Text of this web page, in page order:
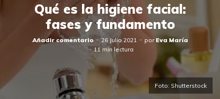
Foto: Shutterstock
Qué es la higiene facial:
fases y fundamento
Añadir comentario 26 Julio 2021 por Eva María
11 min lectura